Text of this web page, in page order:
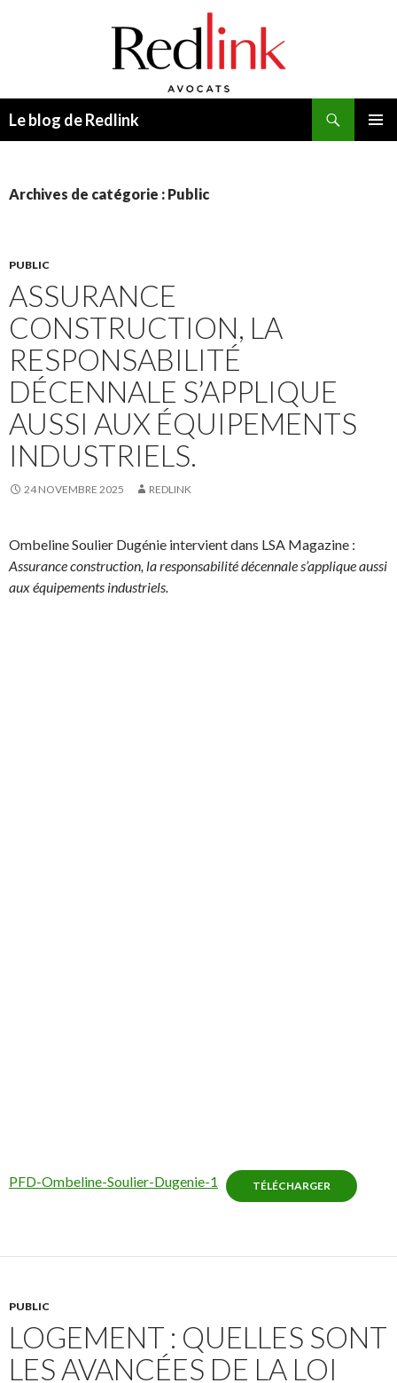
Le blog de Redlink
Archives de catégorie : Public
PUBLIC
ASSURANCE
CONSTRUCTION, LA
RESPONSABILITÉ
DÉCENNALE S’APPLIQUE
AUSSI AUX ÉQUIPEMENTS
INDUSTRIELS.
24 NOVEMBRE 2025 REDLINK
Ombeline Soulier Dugénie intervient dans LSA Magazine :
Assurance construction, la responsabilité décennale s’applique aussi
aux équipements industriels.
PFD-Ombeline-Soulier-Dugenie-1 TÉLÉCHARGER
PUBLIC
LOGEMENT : QUELLES SONT
LES AVANCÉES DE LA LOI